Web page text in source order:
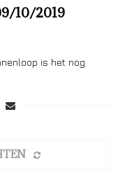
10/2019
is het nog